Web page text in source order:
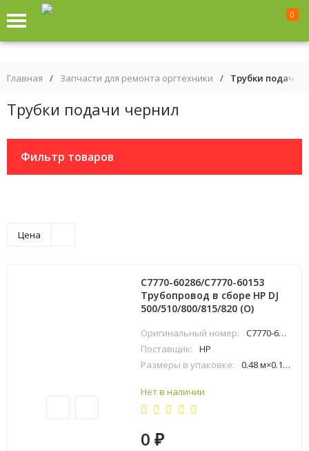
0
Главная / Запчасти для ремонта оргтехники / Трубки подачи
Трубки подачи чернил
Фильтр товаров
Цена
C7770-60286/C7770-60153
Трубопровод в сборе HP DJ
500/510/800/815/820 (O)
Оригинальный номер:
C7770-60286
Поставщик:
HP
Размеры в упаковке:
0.48 м×0.15 м×1.04 м
Нет в наличии
0₽